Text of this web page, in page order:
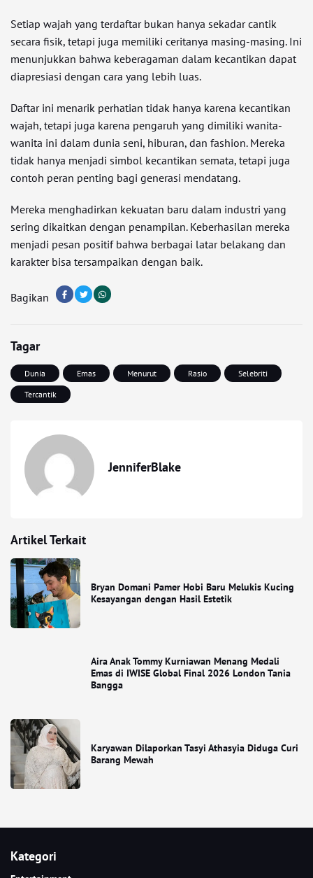
Setiap wajah yang terdaftar bukan hanya sekadar cantik
secara fisik, tetapi juga memiliki ceritanya masing-masing. Ini
menunjukkan bahwa keberagaman dalam kecantikan dapat
diapresiasi dengan cara yang lebih luas.
Daftar ini menarik perhatian tidak hanya karena kecantikan
wajah, tetapi juga karena pengaruh yang dimiliki wanita-
wanita ini dalam dunia seni, hiburan, dan fashion. Mereka
tidak hanya menjadi simbol kecantikan semata, tetapi juga
contoh peran penting bagi generasi mendatang.
Mereka menghadirkan kekuatan baru dalam industri yang
sering dikaitkan dengan penampilan. Keberhasilan mereka
menjadi pesan positif bahwa berbagai latar belakang dan
karakter bisa tersampaikan dengan baik.
Bagikan
Tagar
Dunia Emas Menurut Rasio
Selebriti
Tercantik
JenniferBlake
Artikel Terkait
Bryan Domani Pamer Hobi Baru Melukis Kucing
Kesayangan dengan Hasil Estetik
Aira Anak Tommy Kurniawan Menang Medali
Emas di IWISE Global Final 2026 London Tania
Bangga
Karyawan Dilaporkan Tasyi Athasyia Diduga Curi
Barang Mewah
Kategori